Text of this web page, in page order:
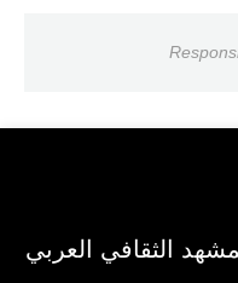
الثقافي العربي